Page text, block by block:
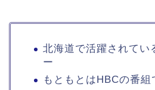
北海道で活躍されてい
ー
もともとはHBCの番組